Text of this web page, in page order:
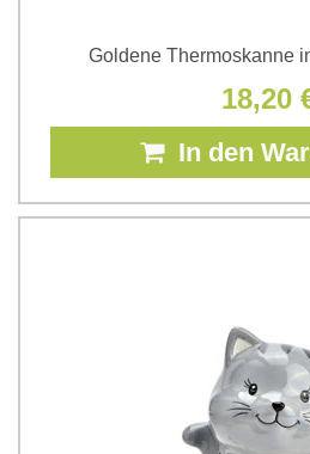
Goldene Thermoskanne
18,20
In den